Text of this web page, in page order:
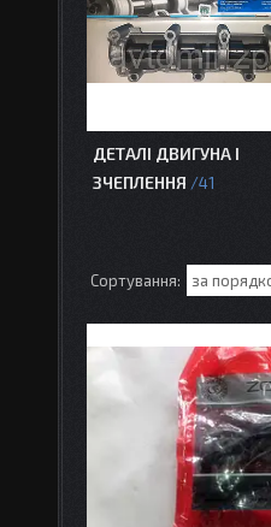
ДЕТАЛІ ДВИГУНА І
ЗЧЕПЛЕННЯ
41